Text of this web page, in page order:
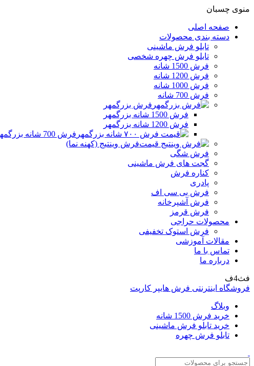
منوی چسبان
صفحه اصلی
دسته بندی محصولات
تابلو فرش ماشینی
تابلو فرش چهره شخصی
فرش 1500 شانه
فرش 1200 شانه
فرش 1000 شانه
فرش 700 شانه
فرش بزرگمهر
فرش 1500 شانه بزرگمهر
فرش 1200 شانه بزرگمهر
فرش 700 شانه بزرگمهر
فرش وینتیج (کهنه نما)
فرش شگی
گجت های فرش ماشینی
کناره فرش
پادری
فرش بی سی اف
فرش آشپرخانه
فرش قرمز
محصولات حراجی
فرش استوک تخفیفی
مقالات آموزشی
تماس با ما
درباره ما
فث4ف
فروشگاه اینترنتی فرش هایپر کارپت
وبلاگ
خرید فرش 1500 شانه
خرید تابلو فرش ماشینی
تابلو فرش چهره